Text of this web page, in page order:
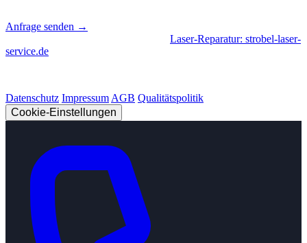
Anfrage senden →
Laser-Reparatur: strobel-laser-
service.de
Datenschutz ImpressumAGB Qualitätspolitik
Cookie-Einstellungen